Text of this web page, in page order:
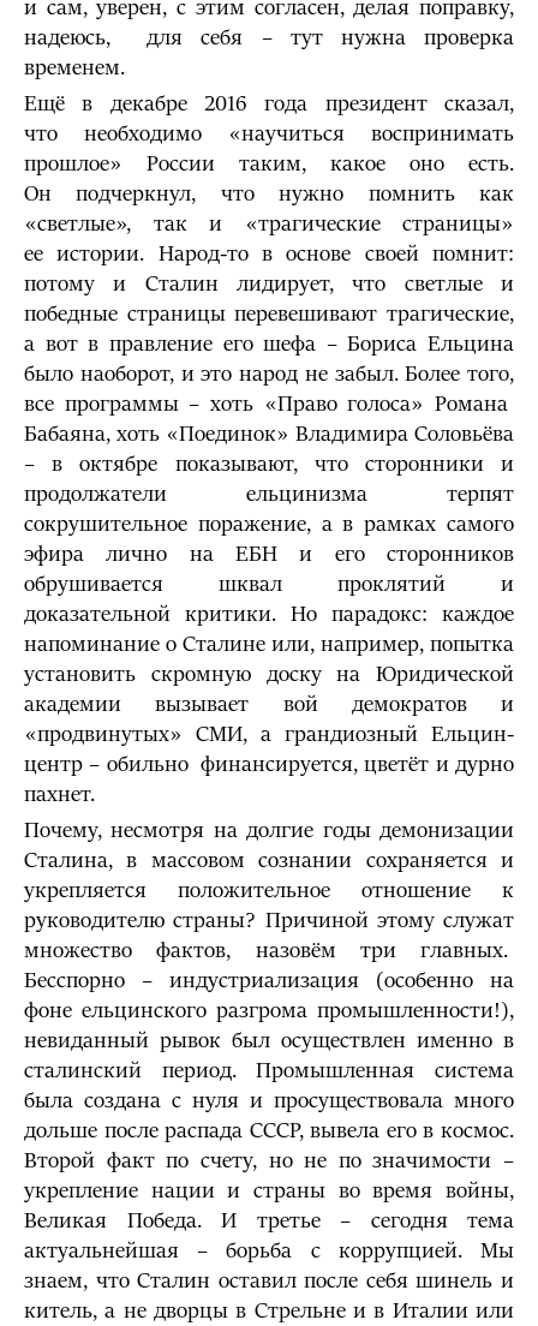
и сам, уверен, с этим согласен, делая поправку,
надеюсь, для себя – тут нужна проверка
временем.
Ещё в декабре 2016 года президент сказал,
что необходимо «научиться воспринимать
прошлое» России таким, какое оно есть.
Он подчеркнул, что нужно помнить как
«светлые», так и «трагические страницы»
ее истории. Народ-то в основе своей помнит:
потому и Сталин лидирует, что светлые и
победные страницы перевешивают трагические,
а вот в правление его шефа – Бориса Ельцина
было наоборот, и это народ не забыл. Более того,
все программы – хоть «Право голоса» Романа
Бабаяна, хоть «Поединок» Владимира Соловьёва
– в октябре показывают, что сторонники и
продолжатели ельцинизма терпят
сокрушительное поражение, а в рамках самого
эфира лично на ЕБН и его сторонников
обрушивается шквал проклятий и
доказательной критики. Но парадокс: каждое
напоминание о Сталине или, например, попытка
установить скромную доску на Юридической
академии вызывает вой демократов и
«продвинутых» СМИ, а грандиозный Ельцин-
центр – обильно финансируется, цветёт и дурно
пахнет.
Почему, несмотря на долгие годы демонизации
Сталина, в массовом сознании сохраняется и
укрепляется положительное отношение к
руководителю страны? Причиной этому служат
множество фактов, назовём три главных.
Бесспорно – индустриализация (особенно на
фоне ельцинского разгрома промышленности!),
невиданный рывок был осуществлен именно в
сталинский период. Промышленная система
была создана с нуля и просуществовала много
дольше после распада СССР, вывела его в космос.
Второй факт по счету, но не по значимости –
укрепление нации и страны во время войны,
Великая Победа. И третье – сегодня тема
актуальнейшая – борьба с коррупцией. Мы
знаем, что Сталин оставил после себя шинель и
китель, а не дворцы в Стрельне и в Италии или